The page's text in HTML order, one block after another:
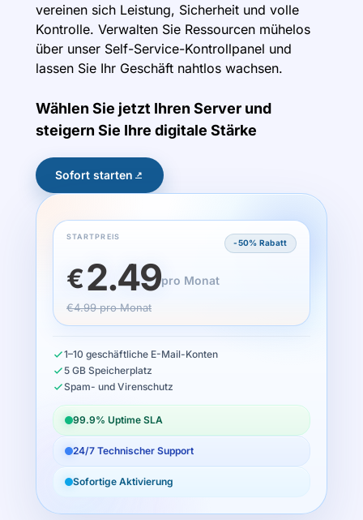
vereinen sich Leistung, Sicherheit und volle
Kontrolle. Verwalten Sie Ressourcen mühelos
über unser Self-Service-Kontrollpanel und
lassen Sie Ihr Geschäft nahtlos wachsen.
Wählen Sie jetzt Ihren Server und
steigern Sie Ihre digitale Stärke
Sofort starten
STARTPREIS
-50% Rabatt
€2.49pro Monat
€4.99 pro Monat
1–10 geschäftliche E-Mail-Konten
5 GB Speicherplatz
Spam- und Virenschutz
99.9% Uptime SLA
24/7 Technischer Support
Sofortige Aktivierung